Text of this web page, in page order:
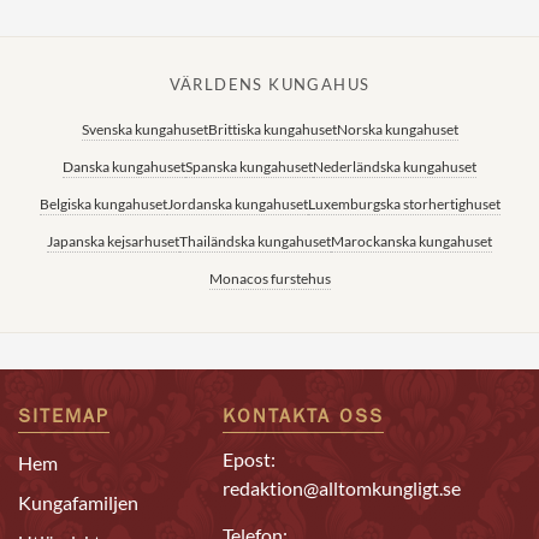
VÄRLDENS KUNGAHUS
Svenska kungahusetBrittiska kungahusetNorska kungahuset
Danska kungahusetSpanska kungahusetNederländska kungahuset
Belgiska kungahusetJordanska kungahusetLuxemburgska storhertighuset
Japanska kejsarhusetThailändska kungahusetMarockanska kungahuset
Monacos furstehus
SITEMAP
Hem
Kungafamiljen
KONTAKTA OSS
Epost:
redaktion@alltomkungligt.se